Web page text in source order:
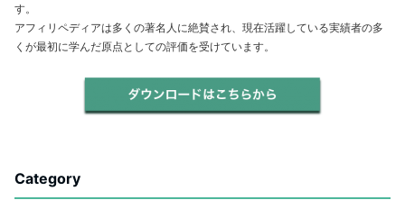
す。
アフィリペディアは多くの著名人に絶賛され、現在活躍している実績者の多
くが最初に学んだ原点としての評価を受けています。
Category